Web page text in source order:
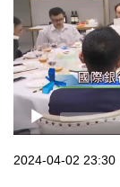
2024-04-02 23:30